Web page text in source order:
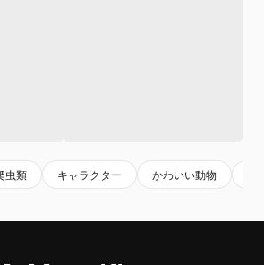
虫類 キャラクター かわいい動物